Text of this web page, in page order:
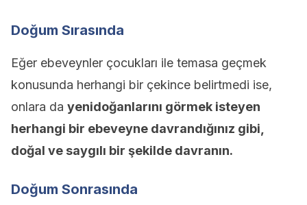
Doğum Sırasında
Eğer ebeveynler çocukları ile temasa geçmek
konusunda herhangi bir çekince belirtmedi ise,
onlara da yenidoğanlarını görmek isteyen
herhangi bir ebeveyne davrandığınız gibi,
doğal ve saygılı bir şekilde davranın.
Doğum Sonrasında